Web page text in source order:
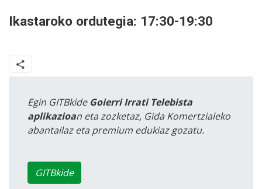
Ikastaroko ordutegia: 17:30-19:30
Egin GITBkide Goierri Irrati Telebista
aplikazioan eta zozketaz, Gida Komertzialeko
abantailaz eta premium edukiaz gozatu.
GITBkide